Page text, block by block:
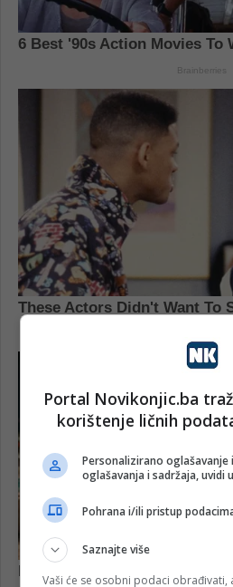
Portal Novikonjic.ba
korištenje ličnih
Personalizirano oglašavanje
oglašavanja i sadržaja, uvidi
Pohrana i/ili pristup
Saznajte više
Vaši će se osobni podaci obrađivati,